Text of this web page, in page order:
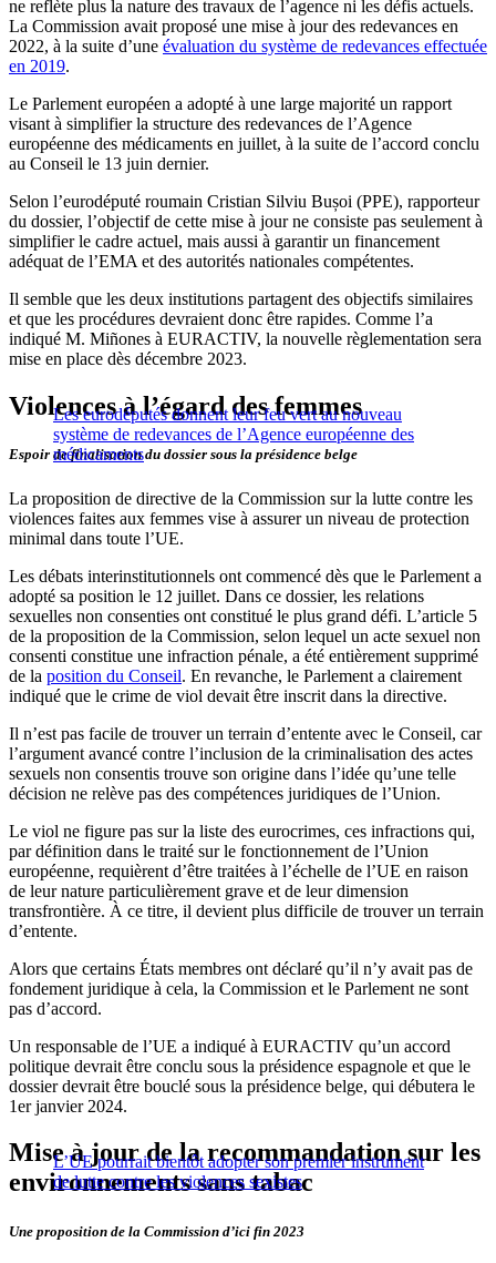
ne reflète plus la nature des travaux de l’agence ni les défis actuels.
La Commission avait proposé une mise à jour des redevances en
2022, à la suite d’une évaluation du système de redevances effectuée
en 2019.
Le Parlement européen a adopté à une large majorité un rapport
visant à simplifier la structure des redevances de l’Agence
européenne des médicaments en juillet, à la suite de l’accord conclu
au Conseil le 13 juin dernier.
Selon l’eurodéputé roumain Cristian Silviu Bușoi (PPE), rapporteur
du dossier, l’objectif de cette mise à jour ne consiste pas seulement à
simplifier le cadre actuel, mais aussi à garantir un financement
adéquat de l’EMA et des autorités nationales compétentes.
Il semble que les deux institutions partagent des objectifs similaires
et que les procédures devraient donc être rapides. Comme l’a
indiqué M. Miñones à EURACTIV, la nouvelle règlementation sera
mise en place dès décembre 2023.
Les eurodéputés donnent leur feu vert au nouveau
système de redevances de l’Agence européenne des
médicaments
Violences à l’égard des femmes
Espoir de finalisation du dossier sous la présidence belge
La proposition de directive de la Commission sur la lutte contre les
violences faites aux femmes vise à assurer un niveau de protection
minimal dans toute l’UE.
Les débats interinstitutionnels ont commencé dès que le Parlement a
adopté sa position le 12 juillet. Dans ce dossier, les relations
sexuelles non consenties ont constitué le plus grand défi. L’article 5
de la proposition de la Commission, selon lequel un acte sexuel non
consenti constitue une infraction pénale, a été entièrement supprimé
de la position du Conseil. En revanche, le Parlement a clairement
indiqué que le crime de viol devait être inscrit dans la directive.
Il n’est pas facile de trouver un terrain d’entente avec le Conseil, car
l’argument avancé contre l’inclusion de la criminalisation des actes
sexuels non consentis trouve son origine dans l’idée qu’une telle
décision ne relève pas des compétences juridiques de l’Union.
Le viol ne figure pas sur la liste des eurocrimes, ces infractions qui,
par définition dans le traité sur le fonctionnement de l’Union
européenne, requièrent d’être traitées à l’échelle de l’UE en raison
de leur nature particulièrement grave et de leur dimension
transfrontière. À ce titre, il devient plus difficile de trouver un terrain
d’entente.
Alors que certains États membres ont déclaré qu’il n’y avait pas de
fondement juridique à cela, la Commission et le Parlement ne sont
pas d’accord.
Un responsable de l’UE a indiqué à EURACTIV qu’un accord
politique devrait être conclu sous la présidence espagnole et que le
dossier devrait être bouclé sous la présidence belge, qui débutera le
1er janvier 2024.
L’UE pourrait bientôt adopter son premier instrument
de lutte contre les violences sexistes
Mise à jour de la recommandation sur les
environnements sans tabac
Une proposition de la Commission d’ici fin 2023